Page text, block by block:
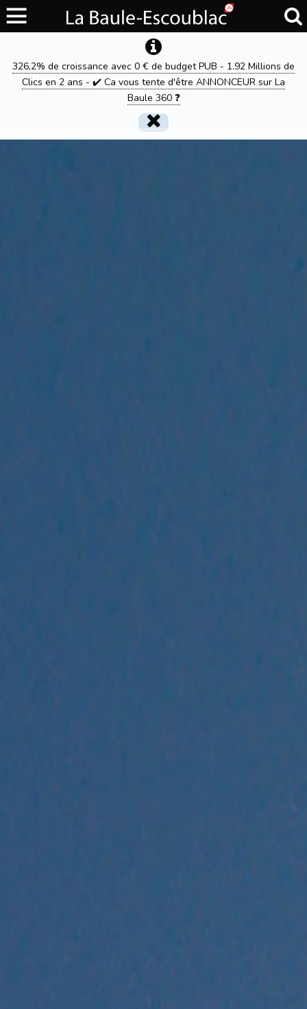
326,2% de croissance avec 0 € de budget PUB - 1.92 Millions de
Clics en 2 ans - ✔️ Ca vous tente d'être ANNONCEUR sur La
Baule 360 ❓